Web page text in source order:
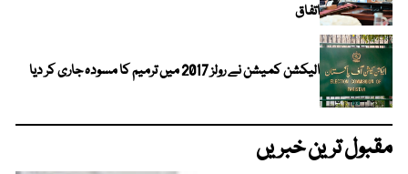
اتفاق
الیکشن کمیشن نے رولز 2017 میں ترمیم کا مسودہ جاری کر دیا
مقبول ترین خبریں